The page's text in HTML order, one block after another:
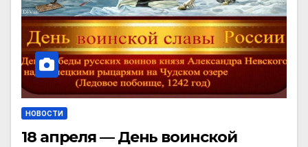
НОВОСТИ
18 апреля — День воинской